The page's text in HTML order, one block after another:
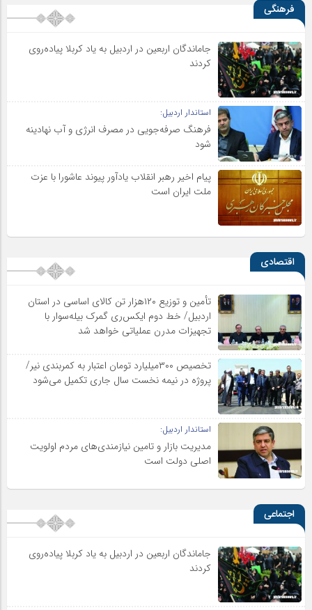
فرهنگی
جاماندگان اربعین در اردبیل به یاد کربلا پیاده‌روی
کردند
استاندار اردبیل:
فرهنگ صرفه‌جویی در مصرف انرژی و آب نهادینه
شود
پیام اخیر رهبر انقلاب یادآور پیوند عاشورا با عزت
ملت ایران است
اقتصادی
تأمین و توزیع ۱۲۰هزار تن کالای اساسی در استان
اردبیل/ خط دوم ایکس‌ری گمرک بیله‌سوار با
تجهیزات مدرن عملیاتی خواهد شد
تخصیص ۳۰۰میلیارد تومان اعتبار به کمربندی نیر/
پروژه در نیمه نخست سال جاری تکمیل می‌شود
استاندار اردبیل:
مدیریت بازار و تامین نیازمندی‌های مردم اولویت‌
اصلی دولت است
اجتماعی
جاماندگان اربعین در اردبیل به یاد کربلا پیاده‌روی
کردند